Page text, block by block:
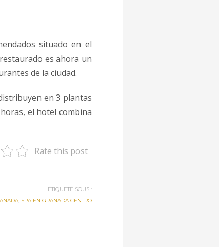
situado en el
es ahora un
de la ciudad.
en 3 plantas
el hotel combina
Rate this post
ÉTIQUETÉ SOUS :
, SPA EN GRANADA CENTRO